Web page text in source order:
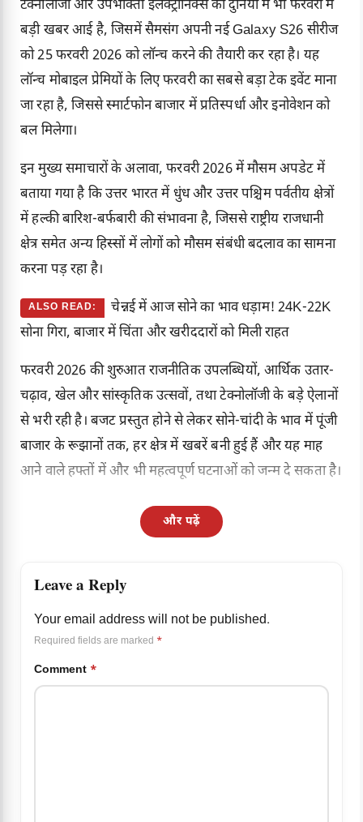
टेक्नोलॉजी और उपभोक्ता इलेक्ट्रॉनिक्स की दुनिया में भी फरवरी में
बड़ी खबर आई है, जिसमें सैमसंग अपनी नईGalaxy S26 सीरीज
को 25 फरवरी 2026 को लॉन्च करने की तैयारी कर रहा है। यह
लॉन्च मोबाइल प्रेमियों के लिए फरवरी का सबसे बड़ा टेक इवेंट माना
जा रहा है, जिससे स्मार्टफोन बाजार में प्रतिस्पर्धा और इनोवेशन को
बल मिलेगा।
इन मुख्य समाचारों के अलावा, फरवरी 2026 में मौसम अपडेट में
बताया गया है कि उत्तर भारत में धुंध और उत्तर पश्चिम पर्वतीय क्षेत्रों
में हल्की बारिश-बर्फबारी की संभावना है, जिससे राष्ट्रीय राजधानी
क्षेत्र समेत अन्य हिस्सों में लोगों को मौसम संबंधी बदलाव का सामना
करना पड़ रहा है।
ALSO READ:
चेन्नई में आज सोने का भाव धड़ाम! 24K-22K
सोना गिरा, बाजार में चिंता और खरीददारों को मिली राहत
फरवरी 2026 की शुरुआत राजनीतिक उपलब्धियों, आर्थिक उतार-
चढ़ाव, खेल और सांस्कृतिक उत्सवों, तथा टेक्नोलॉजी के बड़े ऐलानों
से भरी रही है। बजट प्रस्तुत होने से लेकर सोने-चांदी के भाव में पूंजी
बाजार के रूझानों तक, हर क्षेत्र में खबरें बनी हुई हैं और यह माह
आने वाले हफ्तों में और भी महत्वपूर्ण घटनाओं को जन्म दे सकता है।
और पढ़ें
Leave a Reply
Your email address will not be published.
Required fields are marked *
Comment *